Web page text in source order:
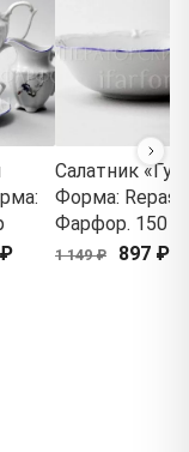
Салатник
Форма: Repast.
Фарфор. 150
1 149 ₽ 897 ₽